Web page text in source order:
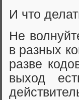
И что
Не
в разных
разве
выход